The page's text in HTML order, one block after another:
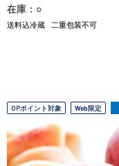
在庫：○
送料込冷蔵 二重包装不可
OPポイント対象 Web限定